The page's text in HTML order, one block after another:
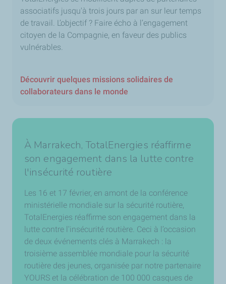
associatifs jusqu'à trois jours par an sur leur temps
de travail. L’objectif ? Faire écho à l’engagement
citoyen de la Compagnie, en faveur des publics
vulnérables.
Découvrir quelques missions solidaires de
collaborateurs dans le monde
À Marrakech, TotalEnergies réaffirme
son engagement dans la lutte contre
l'insécurité routière
Les 16 et 17 février, en amont de la conférence
ministérielle mondiale sur la sécurité routière,
TotalEnergies réaffirme son engagement dans la
lutte contre l'insécurité routière. Ceci à l’occasion
de deux événements clés à Marrakech : la
troisième assemblée mondiale pour la sécurité
routière des jeunes, organisée par notre partenaire
YOURS et la célébration de 100 000 casques de